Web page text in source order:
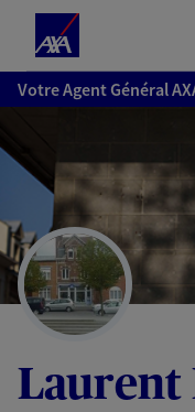
Votre Agent Général
Laurent